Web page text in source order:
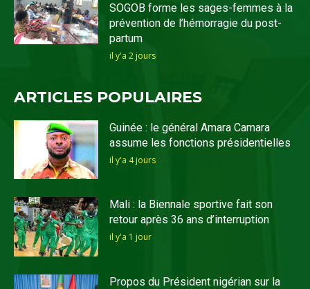
SOGOB forme les sages-femmes à la
prévention de l’hémorragie du post-
partum
il y'a 2 jours
ARTICLES POPULAIRES
Guinée : le général Amara Camara
assume les fonctions présidentielles
il y'a 4 jours
Mali : la Biennale sportive fait son
retour après 36 ans d’interruption
il y'a 1 jour
Propos du Président nigérian sur la